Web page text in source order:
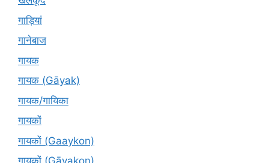
गाड़ियां
गानेबाज
गायक
गायक (Gāyak)
गायक/गायिका
गायकों
गायकों (Gaaykon)